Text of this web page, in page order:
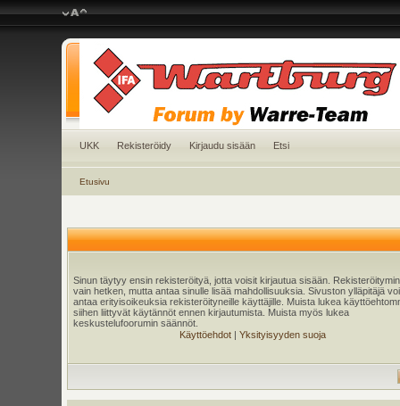
UKK Rekisteröidy Kirjaudu sisään Etsi
Etusivu
Sinun täytyy ensin rekisteröityä, jotta voisit kirjautua sisään.
vain hetken, mutta antaa sinulle lisää mahdollisuuksia. Sivuston ylläpitäjä
antaa erityisoikeuksia rekisteröityneille käyttäjille. Muista lukea
siihen liittyvät käytännöt ennen kirjautumista. Muista myös lukea
keskustelufoorumin säännöt.
Käyttöehdot| Yksityisyyden suoja